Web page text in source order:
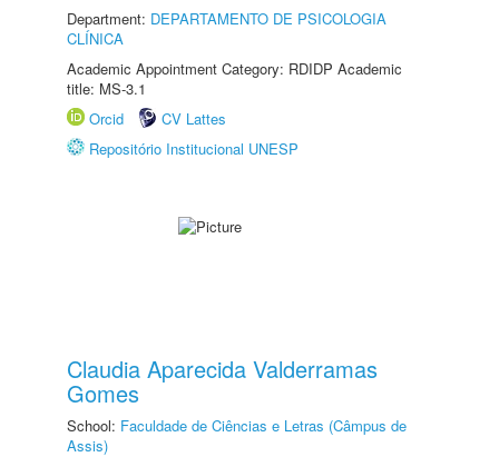
Department: DEPARTAMENTO DE PSICOLOGIA
CLÍNICA
Academic Appointment Category: RDIDP Academic
title: MS-3.1
Orcid
CV Lattes
Repositório Institucional UNESP
Claudia Aparecida Valderramas
Gomes
School: Faculdade de Ciências e Letras (Câmpus de
Assis)